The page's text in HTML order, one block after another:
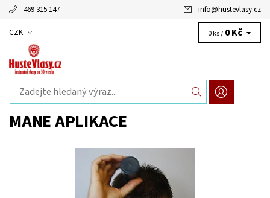
469 315 147 info@hustevlasy.cz
CZK 0 ks / 0 Kč
MANE APLIKACE